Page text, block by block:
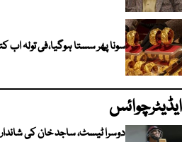
سونا پھر سستا ہوگیا،فی تولہ
ایڈیٹرچوائس
دوسرا ٹیسٹ، ساجد خان کی